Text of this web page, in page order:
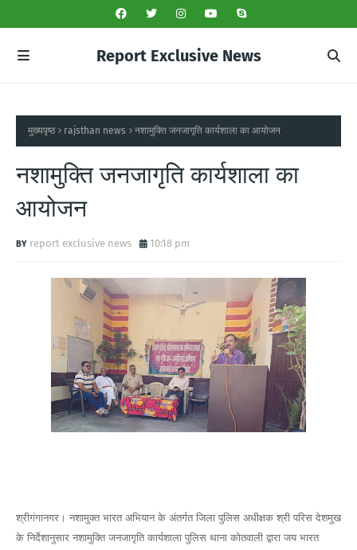
Report Exclusive News
मुख्यपृष्ठ rajsthan news नशामुक्ति जनजागृति कार्यशाला का आयोजन
नशामुक्ति जनजागृति कार्यशाला का
आयोजन
report exclusive news 10:18 pm
श्रीगंगानगर। नशामुक्त भारत अभियान के अंतर्गत जिला पुलिस अधीक्षक श्री परिस देशमुख
के निर्देशानुसार नशामुक्ति जनजागृति कार्यशाला पुलिस थाना कोतवाली द्वारा जय भारत